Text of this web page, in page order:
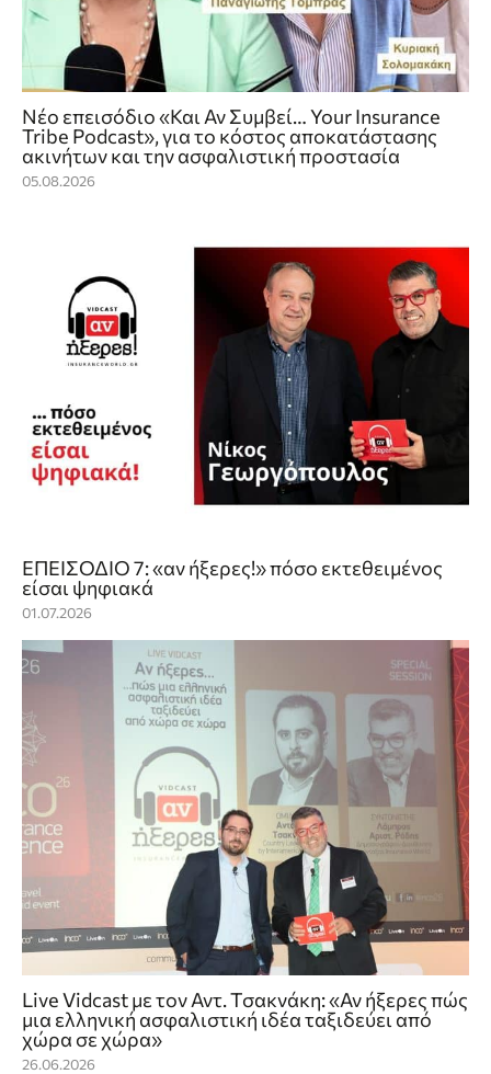
Νέο επεισόδιο «Και Αν Συμβεί… Your Insurance
Tribe Podcast», για το κόστος αποκατάστασης
ακινήτων και την ασφαλιστική προστασία
05.08.2026
ΕΠΕΙΣΟΔΙΟ 7: «αν ήξερες!» πόσο εκτεθειμένος
είσαι ψηφιακά
01.07.2026
Live Vidcast με τον Αντ. Τσακνάκη: «Αν ήξερες πώς
μια ελληνική ασφαλιστική ιδέα ταξιδεύει από
χώρα σε χώρα»
26.06.2026